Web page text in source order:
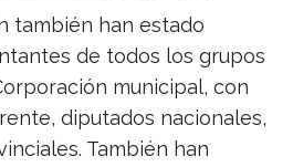
también han estado
de todos los grupos
municipal, con
diputados nacionales,
También han